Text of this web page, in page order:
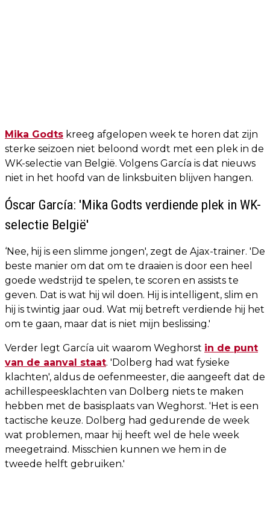
Mika Godts kreeg afgelopen week te horen dat zijn
sterke seizoen niet beloond wordt met een plek in de
WK-selectie van België. Volgens García is dat nieuws
niet in het hoofd van de linksbuiten blijven hangen.
Óscar García: 'Mika Godts verdiende plek in WK-
selectie België'
‘Nee, hij is een slimme jongen', zegt de Ajax-trainer. 'De
beste manier om dat om te draaien is door een heel
goede wedstrijd te spelen, te scoren en assists te
geven. Dat is wat hij wil doen. Hij is intelligent, slim en
hij is twintig jaar oud. Wat mij betreft verdiende hij het
om te gaan, maar dat is niet mijn beslissing.'
Verder legt García uit waarom Weghorst in de punt
van de aanval staat. 'Dolberg had wat fysieke
klachten', aldus de oefenmeester, die aangeeft dat de
achillespeesklachten van Dolberg niets te maken
hebben met de basisplaats van Weghorst. 'Het is een
tactische keuze. Dolberg had gedurende de week
wat problemen, maar hij heeft wel de hele week
meegetraind. Misschien kunnen we hem in de
tweede helft gebruiken.'